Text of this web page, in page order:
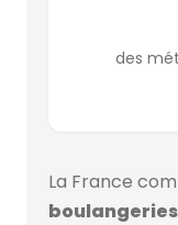
des
La France